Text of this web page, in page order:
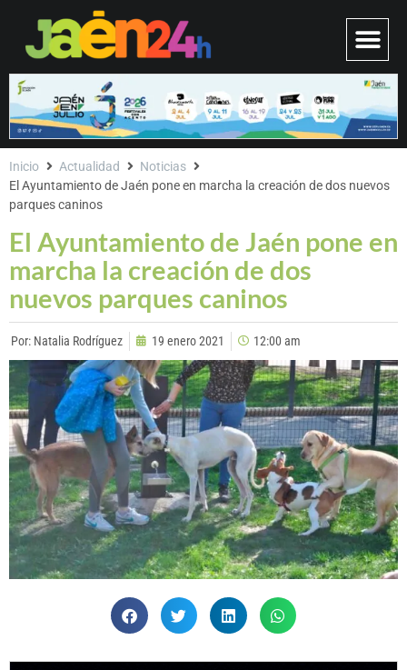
El Ayuntamiento de Jaén pone en
marcha la creación de dos
nuevos parques caninos
Inicio Actualidad
Noticias
El Ayuntamiento de Jaén pone en marcha la creación de dos nuevos
parques caninos
Por: Natalia Rodríguez 19 enero 2021 12:00 am